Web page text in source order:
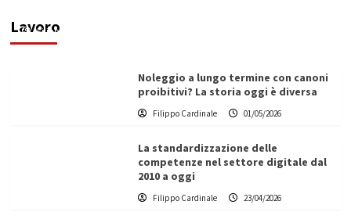
LavoroFilippo Cardinale
Noleggio a lungo termine con canoni
proibitivi? La storia oggi è diversa
Filippo Cardinale 01/05/2026
La standardizzazione delle
competenze nel settore digitale dal
2010 a oggi
Filippo Cardinale 23/04/2026